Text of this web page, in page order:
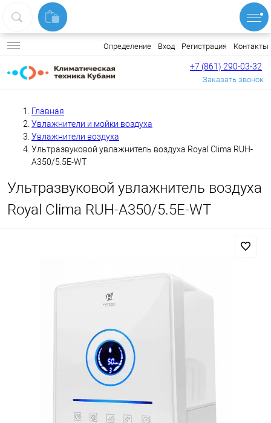
Определение Вход Регистрация Контакты
+7 (861) 290-03-32
Заказать звонок
Главная
Увлажнители и мойки воздуха
Увлажнители воздуха
Ультразвуковой увлажнитель воздуха Royal Clima RUH-
A350/5.5E-WT
Ультразвуковой увлажнитель воздуха
Royal Clima RUH-A350/5.5E-WT